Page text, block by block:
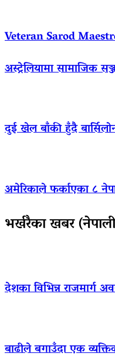
Veteran Sarod
अस्ट्रेलियामा सामाजिक
दुई खेल बाँकी हुँदै
अमेरिकाले फर्काएका ८
भर्खरैका खबर
देशका विभिन्न राजमार्ग
बाढीले बगाउँदा एक